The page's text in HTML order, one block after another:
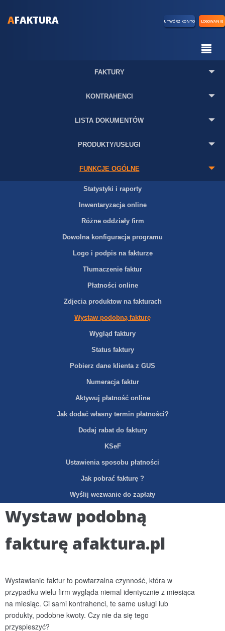
AFAKTURA UTWÓRZ KONTO LOGOWANIE
FAKTURY
KONTRAHENCI
LISTA DOKUMENTÓW
PRODUKTY/USŁUGI
FUNKCJE OGÓLNE
Statystyki i raporty
Inwentaryzacja online
Różne oddziały firm
Dowolna konfiguracja programu
Logo i podpis na fakturze
Tłumaczenie faktur
Płatności online
Zdjecia produktow na fakturach
Wystaw podobną fakturę
Wygląd faktury
Status faktury
Pobierz dane klienta z GUS
Numeracja faktur
Aktywuj płatność online
Jak dodać własny termin płatności?
Dodaj rabat do faktury
KSeF
Ustawienia sposobu płatności
Jak pobrać fakturę ?
Wyślij wezwanie do zapłaty
Wystaw podobną
fakturę afaktura.pl
Wystawianie faktur to powtarzalna czynność, która w
przypadku wielu firm wygląda niemal identycznie z miesiąca
na miesiąc. Ci sami kontrahenci, te same usługi lub
produkty, podobne kwoty. Czy nie da się tego
przyspieszyć?